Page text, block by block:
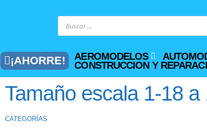
¡AHORRE! AEROMODELOS
CONSTRUCCION Y
Tamaño escala 1-18 a
CATEGORÍAS